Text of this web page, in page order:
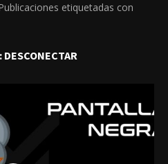
etiquetadas con
DESCONECTAR